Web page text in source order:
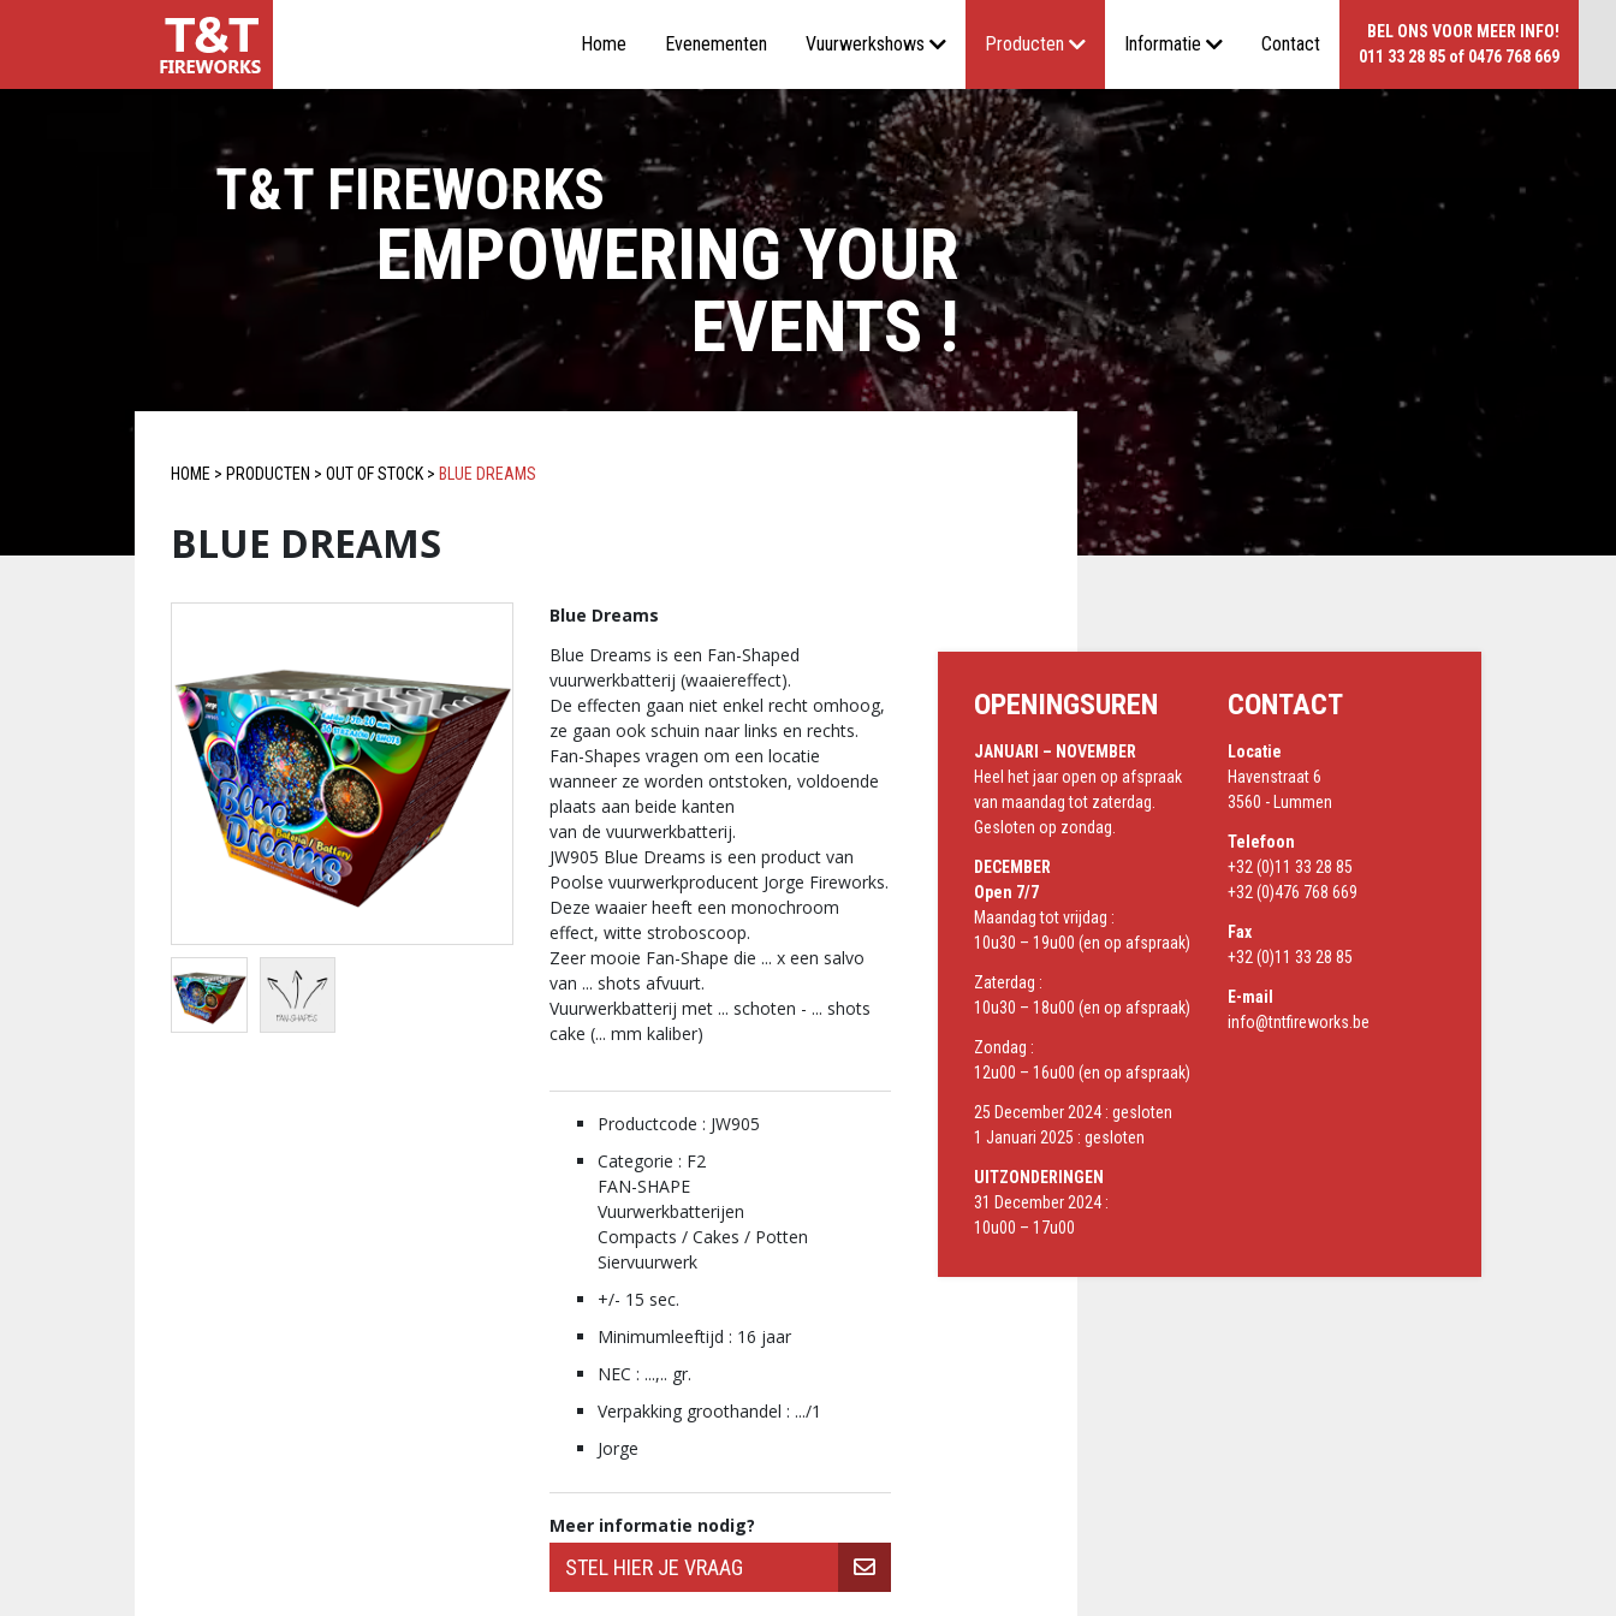
Home Evenementen Vuurwerkshows Producten Informatie Contact
BEL ONS VOOR MEER INFO!
011 33 28 85 of 0476 768 669
T&T FIREWORKS
EMPOWERING YOUR
EVENTS !
OPENINGSUREN
JANUARI – NOVEMBER
Heel het jaar open op afspraak
van maandag tot zaterdag.
Gesloten op zondag.
DECEMBER
Open 7/7
Maandag tot vrijdag :
10u30 – 19u00 (en op afspraak)
Zaterdag :
10u30 – 18u00 (en op afspraak)
Zondag :
12u00 – 16u00 (en op afspraak)
25 December 2024 : gesloten
1 Januari 2025 : gesloten
UITZONDERINGEN
31 December 2024 :
10u00 – 17u00
CONTACT
Locatie
Havenstraat 6
3560 - Lummen
Telefoon
+32 (0)11 33 28 85
+32 (0)476 768 669
Fax
+32 (0)11 33 28 85
E-mail
info@tntfireworks.be
HOME > PRODUCTEN > OUT OF STOCK > BLUE DREAMS
BLUE DREAMS
Blue Dreams
Blue Dreams is een Fan-Shaped
vuurwerkbatterij (waaiereffect).
De effecten gaan niet enkel recht omhoog,
ze gaan ook schuin naar links en rechts.
Fan-Shapes vragen om een locatie
wanneer ze worden ontstoken, voldoende
plaats aan beide kanten
van de vuurwerkbatterij.
JW905 Blue Dreams is een product van
Poolse vuurwerkproducent Jorge Fireworks.
Deze waaier heeft een monochroom
effect, witte stroboscoop.
Zeer mooie Fan-Shape die ... x een salvo
van ... shots afvuurt.
Vuurwerkbatterij met ... schoten - ... shots
cake (... mm kaliber)
Productcode : JW905
Categorie : F2
FAN-SHAPE
Vuurwerkbatterijen
Compacts / Cakes / Potten
Siervuurwerk
+/- 15 sec.
Minimumleeftijd : 16 jaar
NEC : ...,.. gr.
Verpakking groothandel : .../1
Jorge
Fan-Shape Batterij
Vuurwerkbatterij
Vuurwerkwaaier
Vuurwerkpot
Vuurwerkpotten
Cake
Vuurwerkcake
Pools Vuurwerk
Poolse potten
Poolse Cakes
Meer informatie nodig?
STEL HIER JE VRAAG